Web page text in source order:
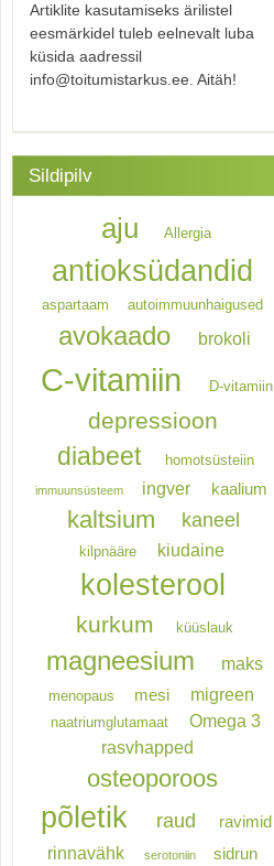
Artiklite kasutamiseks ärilistel
eesmärkidel tuleb eelnevalt luba
küsida aadressil
info@toitumistarkus.ee. Aitäh!
Sildipilv
aju Allergia
antioksüdandid
aspartaam autoimmuunhaigused
avokaado brokoli
C-vitamiin D-vitamiin
depressioon
diabeet homotsüsteiin
immuunsüsteem ingver kaalium
kaltsium kaneel
kilpnääre kiudaine
kolesterool
kurkum küüslauk
magneesium maks
menopaus mesi migreen
naatriumglutamaat
Omega 3
rasvhapped
osteoporoos
põletik raud ravimid
rinnavähk serotoniin sidrun